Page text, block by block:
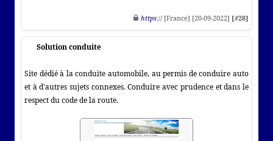
https:// [France] [20-09-2022] [#28]
Solution conduite
Site dédié à la conduite automobile, au permis de conduire auto
et à d'autres sujets connexes. Conduire avec prudence et dans le
respect du code de la route.